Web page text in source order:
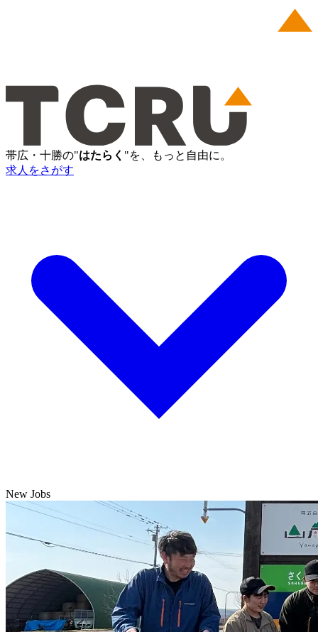
帯広・十勝の"はたらく "を、もっと自由に。
求人をさがす
New Jobs